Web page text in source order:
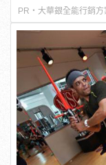
PR・大華銀全能行銷方